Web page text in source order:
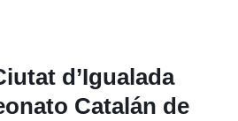
d’Igualada
Catalán de